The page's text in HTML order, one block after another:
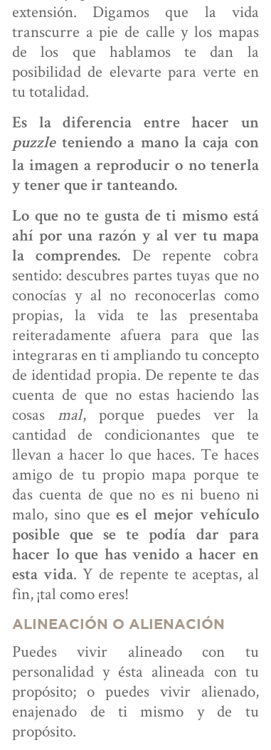
extensión. Digamos que la vida
transcurre a pie de calle y los mapas
de los que hablamos te dan la
posibilidad de elevarte para verte en
tu totalidad.
Es la diferencia entre hacer un
puzzleteniendo a mano la caja con
la imagen a reproducir o no tenerla
y tener que ir tanteando.
Lo que no te gusta de ti mismo está
ahí por una razón y al ver tu mapa
la comprendes.
De repente cobra
sentido: descubres partes tuyas que no
conocías y al no reconocerlas como
propias, la vida te las presentaba
reiteradamente afuera para que las
integraras en ti ampliando tu concepto
de identidad propia. De repente te das
cuenta de que no estas haciendo las
cosas mal, porque puedes ver la
cantidad de condicionantes que te
llevan a hacer lo que haces. Te haces
amigo de tu propio mapa porque te
das cuenta de que no es ni bueno ni
malo, sino quees el mejor vehículo
posible que se te podía dar para
hacer lo que has venido a hacer en
esta vida. Y de repente te aceptas, al
fin, ¡tal como eres!
ALINEACIÓN O ALIENACIÓN
Puedes vivir alineado con tu
personalidad y ésta alineada con tu
propósito; o puedes vivir alienado,
enajenado de ti mismo y de tu
propósito.